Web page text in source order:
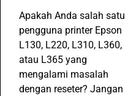
Apakah Anda salah satu
pengguna printer Epson
L130, L220, L310, L360,
atau L365 yang
mengalami masalah
dengan reseter? Jangan